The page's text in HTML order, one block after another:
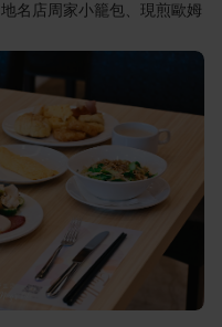
名店周家小籠包、現煎歐姆